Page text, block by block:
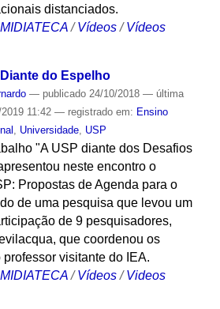
distanciados.
MIDIATECA /Vídeos /Vídeos
do Espelho
— publicado24/10/2018 — última
11:42 — registrado em: Ensino
, Universidade, USP
"A USP diante dos Desafios
neste encontro o
Propostas de Agenda para o
de uma pesquisa que levou um
de 9 pesquisadores,
que coordenou os
visitante do IEA.
MIDIATECA / Vídeos / Videos